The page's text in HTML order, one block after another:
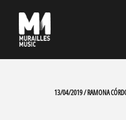
13/04/2019 / RAMONA